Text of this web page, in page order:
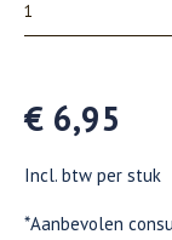
€ 6,95
Incl. btw per stuk
*Aanbevolen